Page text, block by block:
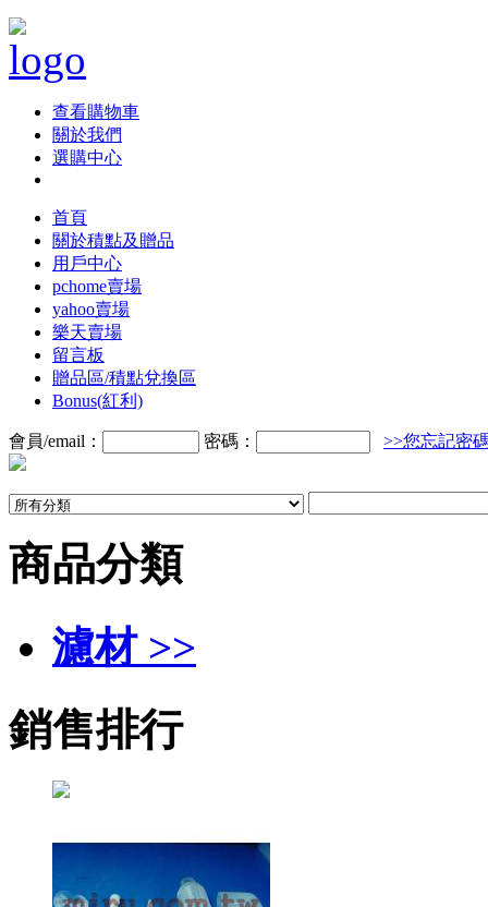
查看購物車
關於我們
選購中心
首頁
關於積點及贈品
用戶中心
pchome賣場
yahoo賣場
樂天賣場
留言板
贈品區/積點兌換區
Bonus(紅利)
會員/email： 密碼： >>您忘記密
商品分類
濾材 >>
銷售排行